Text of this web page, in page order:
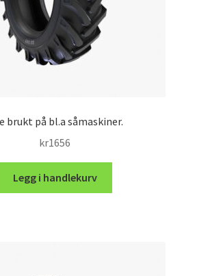
brukt på bl.a såmaskiner.
kr1656
Legg i handlekurv